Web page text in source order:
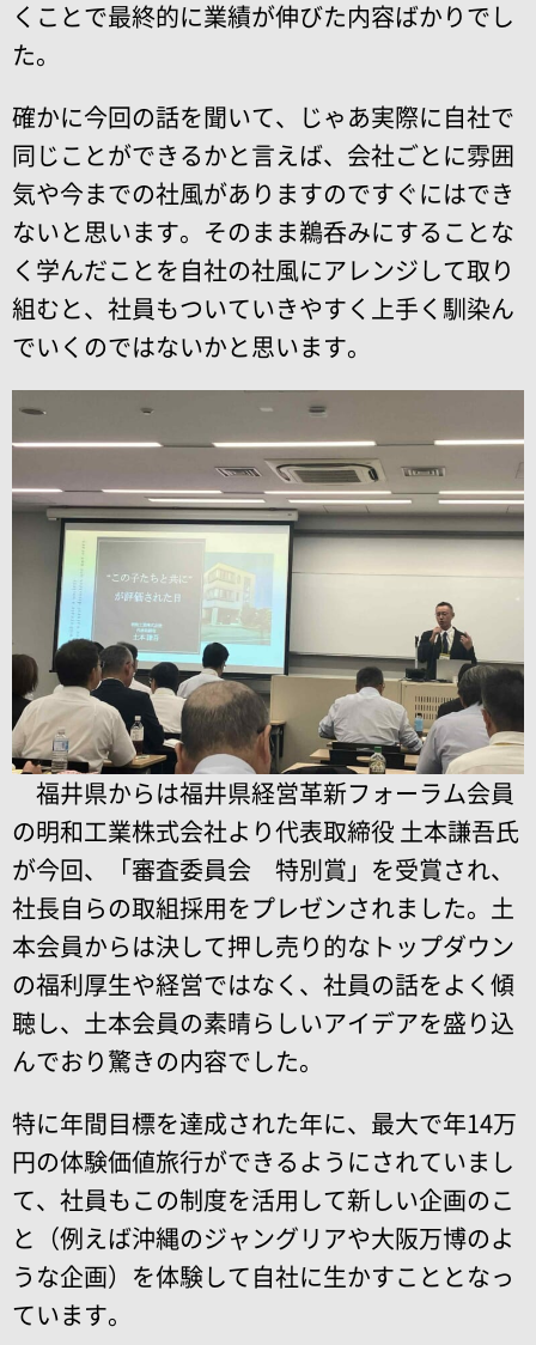
くことで最終的に業績が伸びた内容ばかりでし
た。
確かに今回の話を聞いて、じゃあ実際に自社で
同じことができるかと言えば、会社ごとに雰囲
気や今までの社風がありますのですぐにはでき
ないと思います。そのまま鵜呑みにすることな
く学んだことを自社の社風にアレンジして取り
組むと、社員もついていきやすく上手く馴染ん
でいくのではないかと思います。
福井県からは福井県経営革新フォーラム会員
の明和工業株式会社より代表取締役 土本謙吾氏
が今回、「審査委員会 特別賞」を受賞され、
社長自らの取組採用をプレゼンされました。土
本会員からは決して押し売り的なトップダウン
の福利厚生や経営ではなく、社員の話をよく傾
聴し、土本会員の素晴らしいアイデアを盛り込
んでおり驚きの内容でした。
特に年間目標を達成された年に、最大で年14万
円の体験価値旅行ができるようにされていまし
て、社員もこの制度を活用して新しい企画のこ
と（例えば沖縄のジャングリアや大阪万博のよ
うな企画）を体験して自社に生かすこととなっ
ています。